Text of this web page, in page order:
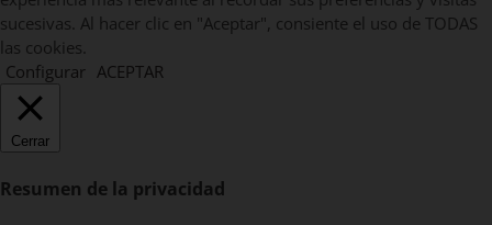
sucesivas. Al hacer clic en "Aceptar", consiente el uso de TODAS
las cookies.
Configurar ACEPTAR
Cerrar
Resumen de la privacidad